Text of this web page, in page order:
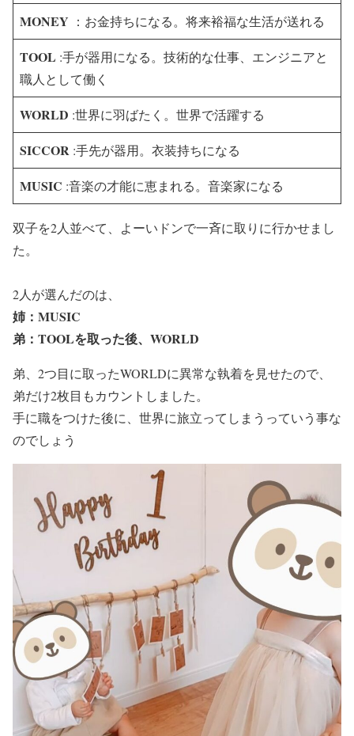
MONEY ：お金持ちになる。将来裕福な生活が送れる
TOOL :手が器用になる。技術的な仕事、エンジニアと
職人として働く
WORLD :世界に羽ばたく。世界で活躍する
SICCOR :手先が器用。衣装持ちになる
MUSIC :音楽の才能に恵まれる。音楽家になる
双子を2人並べて、よーいドンで一斉に取りに行かせまし
た。
2人が選んだのは、
姉：MUSIC
弟：TOOLを取った後、WORLD
弟、2つ目に取ったWORLDに異常な執着を見せたので、
弟だけ2枚目もカウントしました。
手に職をつけた後に、世界に旅立ってしまうっていう事な
のでしょう